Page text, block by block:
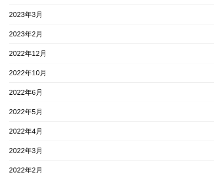
2023年3月
2023年2月
2022年12月
2022年10月
2022年6月
2022年5月
2022年4月
2022年3月
2022年2月